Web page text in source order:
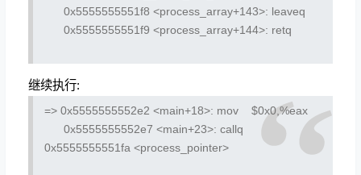
0x5555555551f8 <process_array+143>: leaveq
0x5555555551f9 <process_array+144>: retq
继续执行:
=> 0x5555555552e2 <main+18>: mov $0x0,%eax
0x5555555552e7 <main+23>: callq
0x5555555551fa <process_pointer>